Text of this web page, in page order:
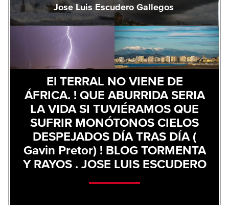
Jose Luis Escudero Gallegos
El TERRAL NO VIENE DE
ÁFRICA. ! QUE ABURRIDA SERIA
LA VIDA SI TUVIÉRAMOS QUE
SUFRIR MONÓTONOS CIELOS
DESPEJADOS DÍA TRAS DÍA (
Gavin Pretor) ! BLOG TORMENTA
Y RAYOS . JOSE LUIS ESCUDERO